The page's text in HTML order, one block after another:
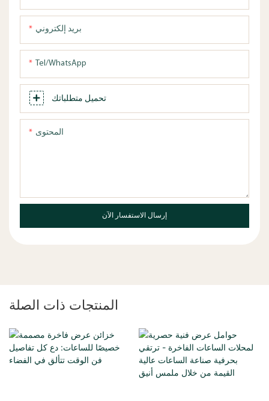
بريد إلكتروني
Tel/WhatsApp
تحميل متطلباتك
المحتوى
إرسال الاستفسار الآن
المنتجات ذات الصلة